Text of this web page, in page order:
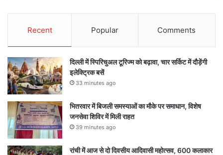
Recent Popular Comments
दिल्ली में स्पिरिचुअल टूरिज्म को बढ़ावा, चार सर्किट में दौड़ेंगी
इलेक्ट्रिक बसें
33 minutes ago
भितरवार में बिजली समस्याओं का मौके पर समाधान, विशेष
जनसेवा शिविर में मिली राहत
39 minutes ago
रांची में आज से दो दिवसीय आदिवासी महोत्सव, 600 कलाकार